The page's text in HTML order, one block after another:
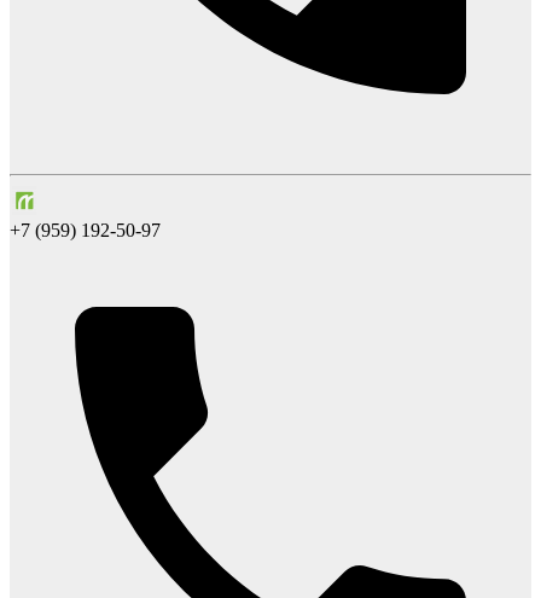
+7 (959) 192-50-97